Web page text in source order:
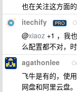
也在关注这方面
itechify PRO
@xiaoz +1 ，我
么配置都不对，
agathonlee
飞牛是有的，使
网盘和阿里云盘